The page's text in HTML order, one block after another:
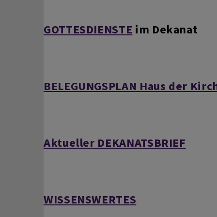
GOTTESDIENSTE im Dekanat
BELEGUNGSPLAN Haus der
Aktueller DEKANATSBRIEF
WISSENSWERTES